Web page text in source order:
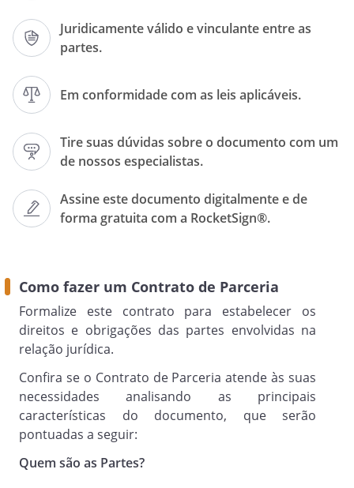
Juridicamente válido e vinculante entre as
partes.
Em conformidade com as leis aplicáveis.
Tire suas dúvidas sobre o documento com um
de nossos especialistas.
Assine este documento digitalmente e de
forma gratuita com a RocketSign®.
PARCEIRO(A) 1
e
em conjunto
como "Partes" e, individualmente, como
("Contrato"), as Partes têm entre si, justo
e acertado o Contrato de Parceria
OBJETO
Cláusula 1
. Considerando que o(a)
PARCEIRO 1
realiza atividades voltadas para
Como fazer um Contrato de Parceria
Formalize este contrato para estabelecer os
direitos e obrigações das partes envolvidas na
relação jurídica.
Confira se o Contrato de Parceria atende às suas
necessidades analisando as principais
características do documento, que serão
pontuadas a seguir:
Quem são as Partes?